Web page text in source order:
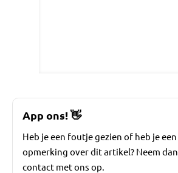
App ons!👋
Heb je een foutje gezien of heb je een
opmerking over dit artikel? Neem dan
contact met ons op.